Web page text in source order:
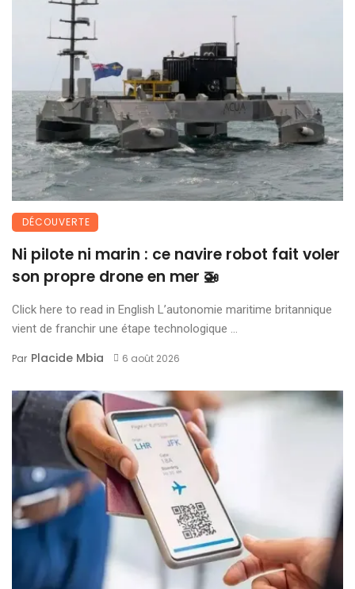
DÉCOUVERTE
Ni pilote ni marin : ce navire robot fait voler
son propre drone en mer 🚁
Click here to read in English L’autonomie maritime britannique
vient de franchir une étape technologique ...
Par Placide Mbia 6 août 2026